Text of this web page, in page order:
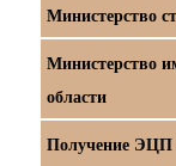
Министерство
Министерство
области
Получение